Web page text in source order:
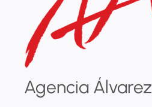
Agencia Álvarez